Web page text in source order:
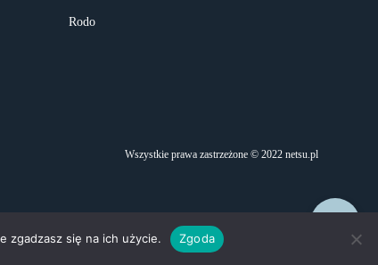
Rodo
Wszystkie prawa zastrzeżone © 2022 netsu.pl
zgadzasz się na ich użycie. Zgoda